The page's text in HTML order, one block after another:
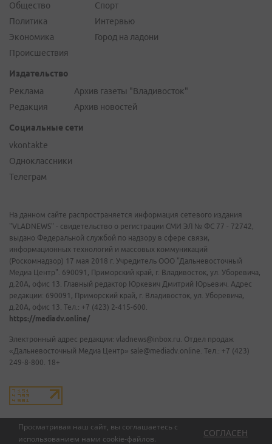
Просматривая наш сайт, вы соглашаетесь с
использованием нами cookie-файлов.
СОГЛАСЕН
Общество
Политика
Экономика
Происшествия
Спорт
Интервью
Город на ладони
Издательство
Реклама
Редакция
Архив газеты "Владивосток"
Архив новостей
Социальные сети
vkontakte
Одноклассники
Телеграм
На данном сайте распространяется информация сетевого издания
"VLADNEWS" - свидетельство о регистрации СМИ ЭЛ № ФС 77 - 72742,
выдано Федеральной службой по надзору в сфере связи,
информационных технологий и массовых коммуникаций
(Роскомнадзор) 17 мая 2018 г. Учредитель ООО "Дальневосточный
Медиа Центр". 690091, Приморский край, г. Владивосток, ул. Уборевича,
д.20А, офис 13. Главный редактор Юркевич Дмитрий Юрьевич. Адрес
редакции: 690091, Приморский край, г. Владивосток, ул. Уборевича,
д.20А, офис 13. Тел.: +7 (423) 2-415-600.
https://mediadv.online/
Электронный адрес редакции: vladnews@inbox.ru. Отдел продаж
«Дальневосточный Медиа Центр» sale@mediadv.online. Тел.: +7 (423)
249-8-800. 18+